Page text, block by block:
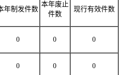
年制发件数
本年废止
件数
现行有效件数
0 0 0
0 0 0